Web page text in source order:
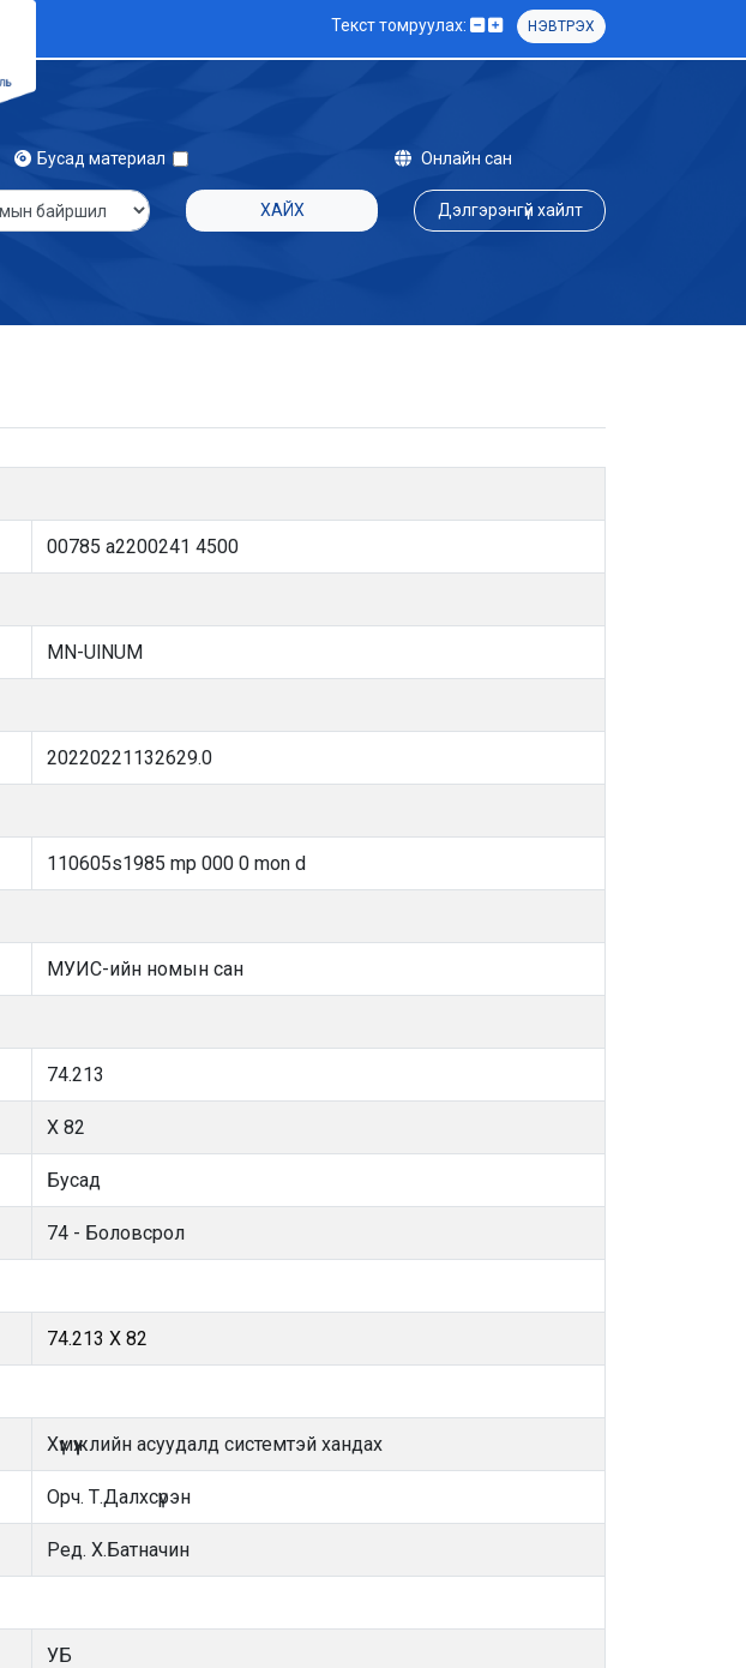
Текст томруулах: НЭВТРЭХ
Бусад материал Онлайн сан
ХАЙХ Дэлгэрэнгүй хайлт
00785 a2200241 4500
MN-UlNUM
20220221132629.0
110605s1985 mp 000 0 mon d
МУИС-ийн номын сан
74.213
Х 82
Бусад
74 - Боловсрол
74.213 Х 82
Хүмүүжлийн асуудалд системтэй хандах
Орч. Т.Далхсүрэн
Ред. Х.Батначин
УБ